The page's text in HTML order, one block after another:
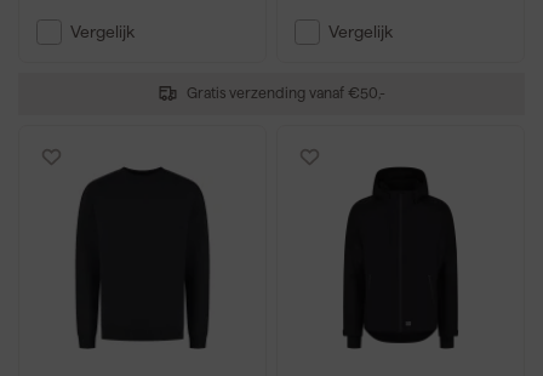
Gratis verzending vanaf €50,-
Vergelijk Vergelijk